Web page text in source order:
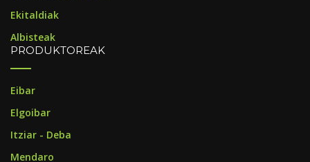
Ekitaldiak
Albisteak
PRODUKTOREAK
Eibar
Elgoibar
Itziar - Deba
Mendaro